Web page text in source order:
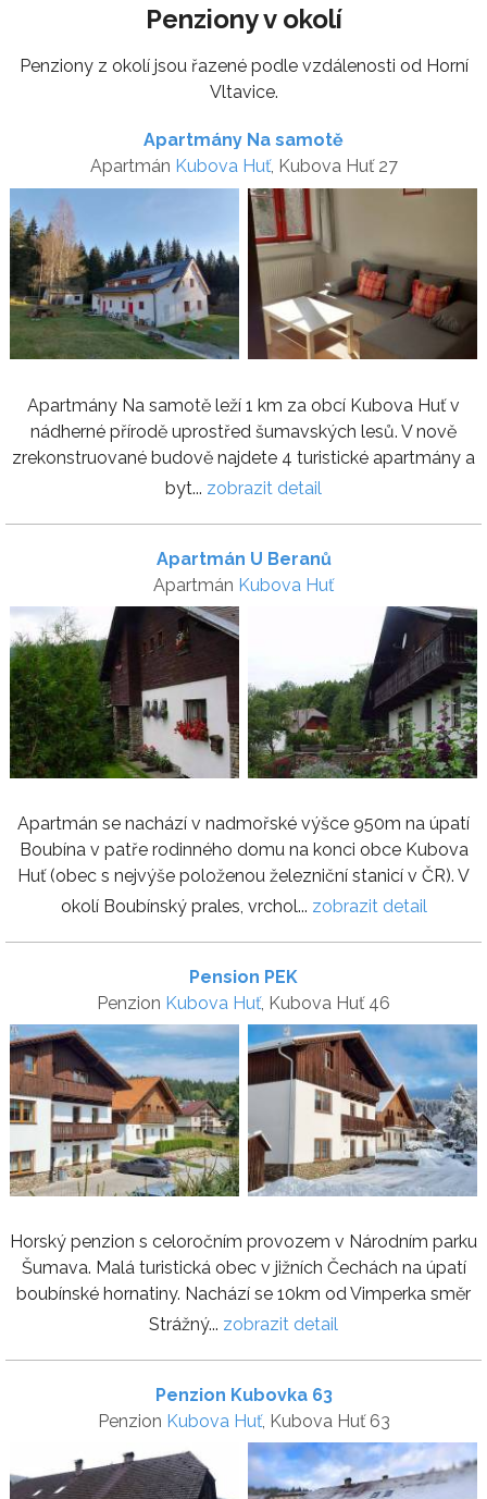
Penziony v okolí
Penziony z okolí jsou řazené podle vzdálenosti od Horní
Vltavice.
Apartmány Na samotě
Apartmán Kubova Huť, Kubova Huť 27
Apartmány Na samotě leží 1 km za obcí Kubova Huť v
nádherné přírodě uprostřed šumavských lesů. V nově
zrekonstruované budově najdete 4 turistické apartmány a
byt... zobrazit detail
Apartmán U Beranů
Apartmán Kubova Huť
Apartmán se nachází v nadmořské výšce 950m na úpatí
Boubína v patře rodinného domu na konci obce Kubova
Huť (obec s nejvýše položenou železniční stanicí v ČR). V
okolí Boubínský prales, vrchol... zobrazit detail
Pension PEK
Penzion Kubova Huť, Kubova Huť 46
Horský penzion s celoročním provozem v Národním parku
Šumava. Malá turistická obec v jižních Čechách na úpatí
boubínské hornatiny. Nachází se 10km od Vimperka směr
Strážný... zobrazit detail
Penzion Kubovka 63
Penzion Kubova Huť, Kubova Huť 63